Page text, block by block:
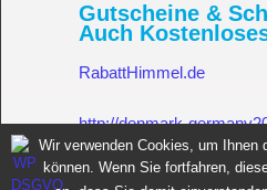
Gutscheine &
Auch
RabattHimmel.de
http://denmark-
Wir verwenden Cookies, um Ihnen
können. Wenn Sie fortfahren,